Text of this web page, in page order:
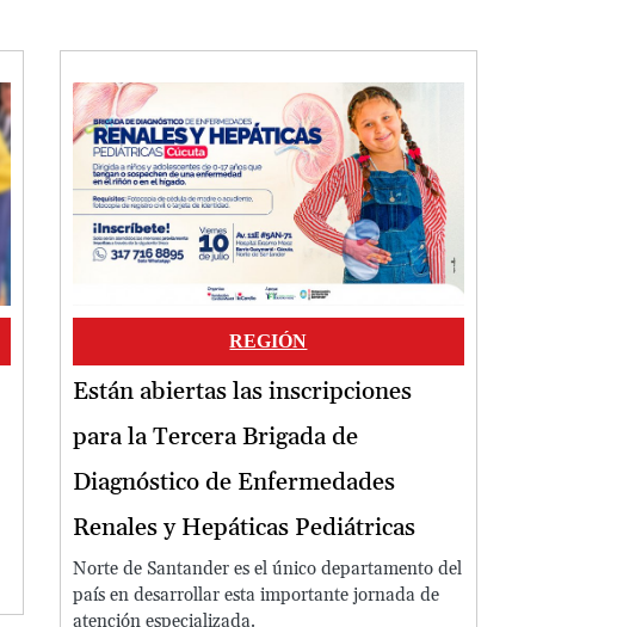
Image
REGIÓN
Están abiertas las inscripciones
para la Tercera Brigada de
Diagnóstico de Enfermedades
Renales y Hepáticas Pediátricas
Norte de Santander es el único departamento del
país en desarrollar esta importante jornada de
atención especializada.